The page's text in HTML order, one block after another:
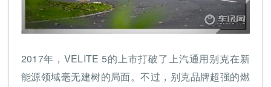
2017年，VELITE 5的上市打破了上汽通用别克在新
能源领域毫无建树的局面。不过，别克品牌超强的燃